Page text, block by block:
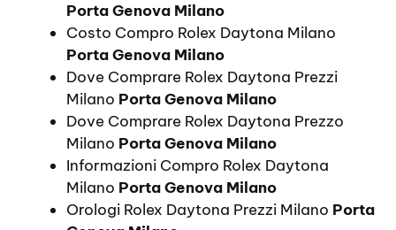
Porta Genova Milano
Costo Compro Rolex Daytona Milano
Porta Genova Milano
Dove Comprare Rolex Daytona Prezzi
Milano Porta Genova Milano
Dove Comprare Rolex Daytona Prezzo
Milano Porta Genova Milano
Informazioni Compro Rolex Daytona
Milano Porta Genova Milano
Orologi Rolex Daytona Prezzi Milano Porta